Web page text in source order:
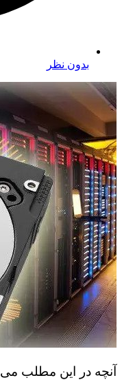
بدون نظر
آنچه در این مطلب می